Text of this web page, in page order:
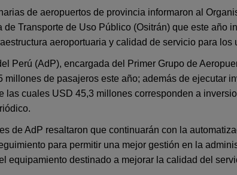
de aeropuertos de provincia informaron al
de Transporte de Uso Público (Ositrán) que este año
aeroportuaria y calidad de servicio para los
Perú (AdP), encargada del Primer Grupo de
millones de pasajeros este año; además de ejecutar
las cuales USD 45,3 millones corresponden a
de AdP resaltaron que continuarán con la
para permitir una mejor gestión en la
equipamiento destinado a mejorar la calidad del